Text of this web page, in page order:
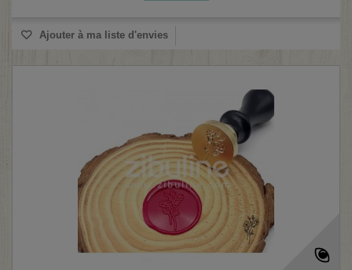
Ajouter à ma liste d'envies